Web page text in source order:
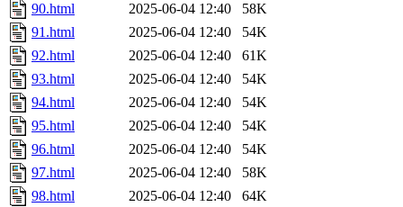
90.html
2025-06-04 12:40
58K
91.html
2025-06-04 12:40
54K
92.html
2025-06-04 12:40
61K
93.html
2025-06-04 12:40
54K
94.html
2025-06-04 12:40
54K
95.html
2025-06-04 12:40
54K
96.html
2025-06-04 12:40
54K
97.html
2025-06-04 12:40
58K
98.html
2025-06-04 12:40
64K